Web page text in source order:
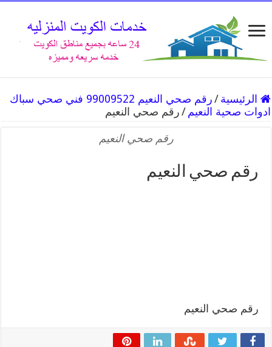
الرئيسية /
رقم صحي النعيم 99009522 فني صحي سباك
ادوات صحية النعيم /رقم صحي النعيم
رقم صحي النعيم
رقم صحي النعيم
رقم صحي النعيم